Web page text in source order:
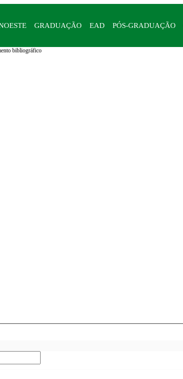
GRADUAÇÃO EAD PÓS-GRADUAÇÃO
bibliográfico